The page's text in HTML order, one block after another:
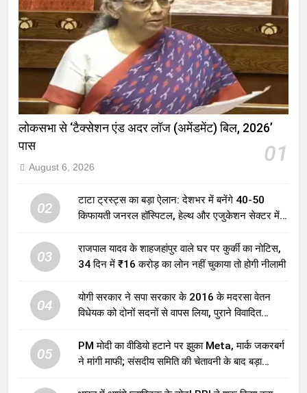
लोकसभा से ‘टैक्सेशन एंड अदर लॉज (अमेंडमेंट) बिल, 2026’
पास
01
August 6, 2026
02
टाटा ट्रस्ट्स का बड़ा ऐलान: देशभर में बनेंगे 40-50
किफायती जनरल हॉस्पिटल, हेल्थ और एजुकेशन सेक्टर में
03
राजपाल यादव के शाहजहांपुर वाले घर पर कुर्की का नोटिस,
34 दिन में ₹16 करोड़ का लोन नहीं चुकाया तो होगी नीलामी
04
योगी सरकार ने सपा सरकार के 2016 के मदरसा वेतन
विधेयक को दोनों सदनों से वापस लिया, पुराने विवादित
05
PM मोदी का वीडियो हटाने पर झुका Meta, मार्क जकरबर्ग
ने मांगी माफी; संसदीय समिति की चेतावनी के बाद बड़ा